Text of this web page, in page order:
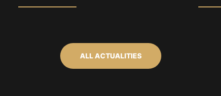
ALL ACTUALITIES